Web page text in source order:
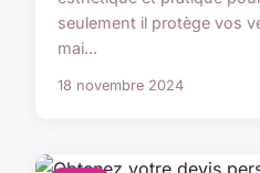
seulement il protège vos
mai...
18 novembre 2024